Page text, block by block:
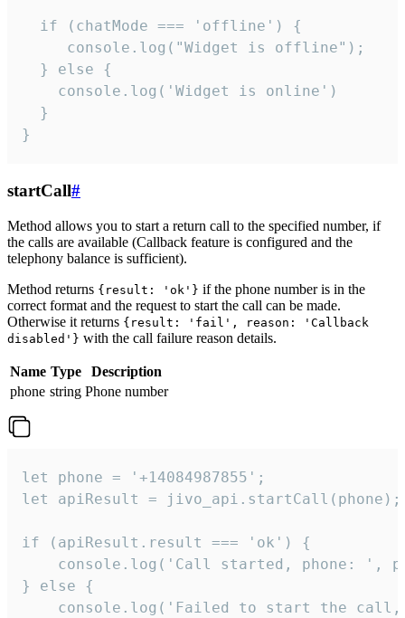
  if (chatMode === 'offline') {
     console.log("Widget is offline");
  } else {
    console.log('Widget is online')
  }
}
startCall#
Method allows you to start a return call to the specified number, if
the calls are available (Callback feature is configured and the
telephony balance is sufficient).
Method returns {result: 'ok'} if the phone number is in the
correct format and the request to start the call can be made.
Otherwise it returns {result: 'fail', reason: 'Callback
disabled'} with the call failure reason details.
Name Type
Description
phone string Phone number
let phone = '+14084987855';
let apiResult = jivo_api.startCall(phone);
if (apiResult.result === 'ok') {
console.log('Call started, phone: ',
} else {
console.log('Failed to start the